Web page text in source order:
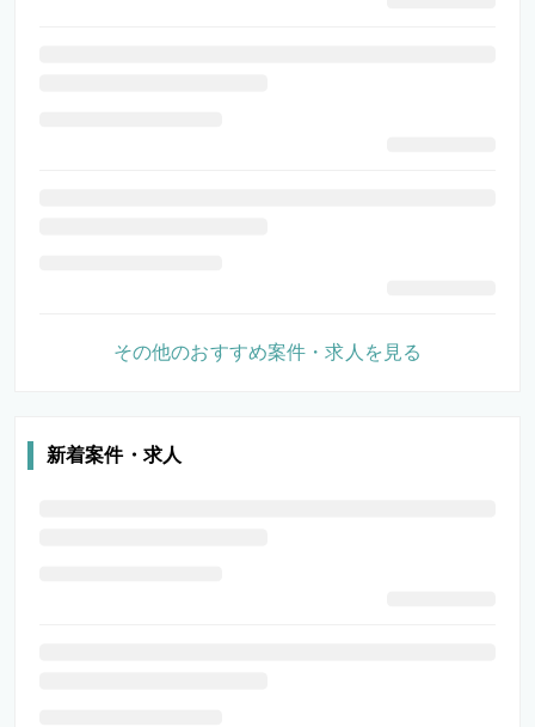
その他のおすすめ案件・求人を見る
新着案件・求人